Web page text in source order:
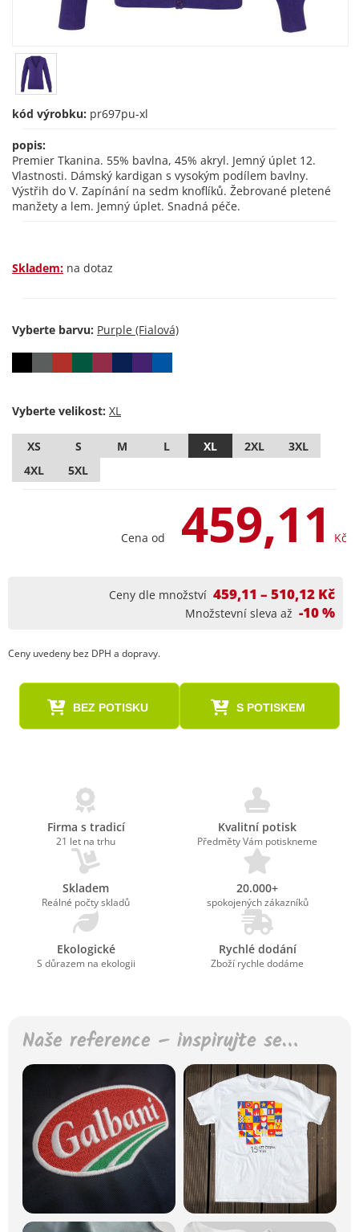
kód výrobku: pr697pu-xl
popis:
Premier Tkanina. 55% bavlna, 45% akryl. Jemný úplet 12.
Vlastnosti. Dámský kardigan s vysokým podílem bavlny.
Výstřih do V. Zapínání na sedm knoflíků. Žebrované pletené
manžety a lem. Jemný úplet. Snadná péče.
Skladem: na dotaz
Vyberte barvu:
Vyberte velikost:
XS S M L XL 2XL
3XL
4XL
5XL
Cena od 459,11 Kč
Ceny dle množství 459,11 – 510,12 Kč
Množstevní sleva až -10 %
Ceny uvedeny bez DPH a dopravy.
BEZ POTISKU S POTISKEM
Firma s tradicí
21 let na trhu
Kvalitní potisk
Předměty Vám potiskneme
Skladem
Reálné počty skladů
20.000+
spokojených zákazníků
Ekologické
S důrazem na ekologii
Rychlé dodání
Zboží rychle dodáme
Naše reference – inspirujte se…